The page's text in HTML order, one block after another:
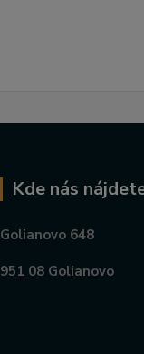
Kde nás
Golianovo 648
951 08 Golianovo